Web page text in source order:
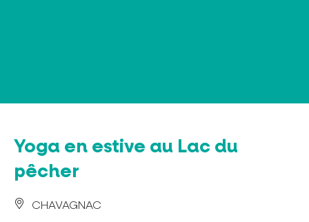
Yoga en estive au Lac du
pêcher
CHAVAGNAC